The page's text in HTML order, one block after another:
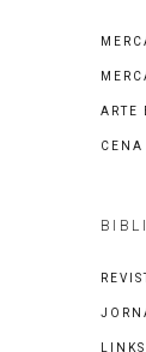
ARTE
CENA